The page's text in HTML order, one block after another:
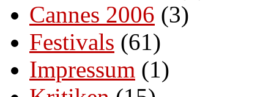
Cannes 2006 (3)
Festivals (61)
Impressum (1)